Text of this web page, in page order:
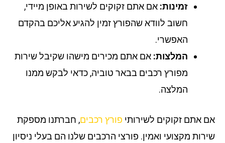
זמינות:אם אתם זקוקים לשירות באופן מיידי,
חשוב לוודא שהפורץ זמין להגיע אליכם בהקדם
האפשרי.
המלצות:אם אתם מכירים מישהו שקיבל שירות
מפורץ רכבים בבאר טוביה, כדאי לבקש ממנו
המלצה.
אתם זקוקים לשירותיפורץ רכבים, חברתנו מספקת
מקצועי ואמין. פורצי הרכבים שלנו הם בעלי ניסיון